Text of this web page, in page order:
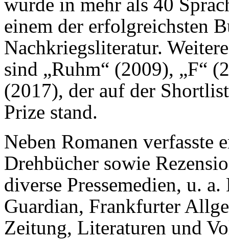
einem der erfolgreichsten
Nachkriegsliteratur.
sind „Ruhm“ (2009), „F“
(2017), der auf der
Prize stand.
Neben Romanen verfasste
Drehbücher sowie
diverse Pressemedien, u.
Guardian, Frankfurter
Zeitung, Literaturen und